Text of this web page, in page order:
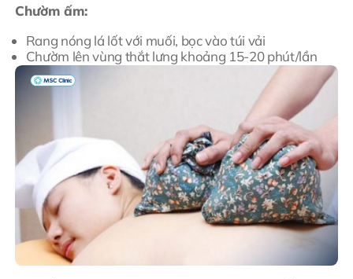
Chườm ấm:
Rang nóng lá lốt với muối, bọc vào túi vải
Chườm lên vùng thắt lưng khoảng 15-20 phút/lần